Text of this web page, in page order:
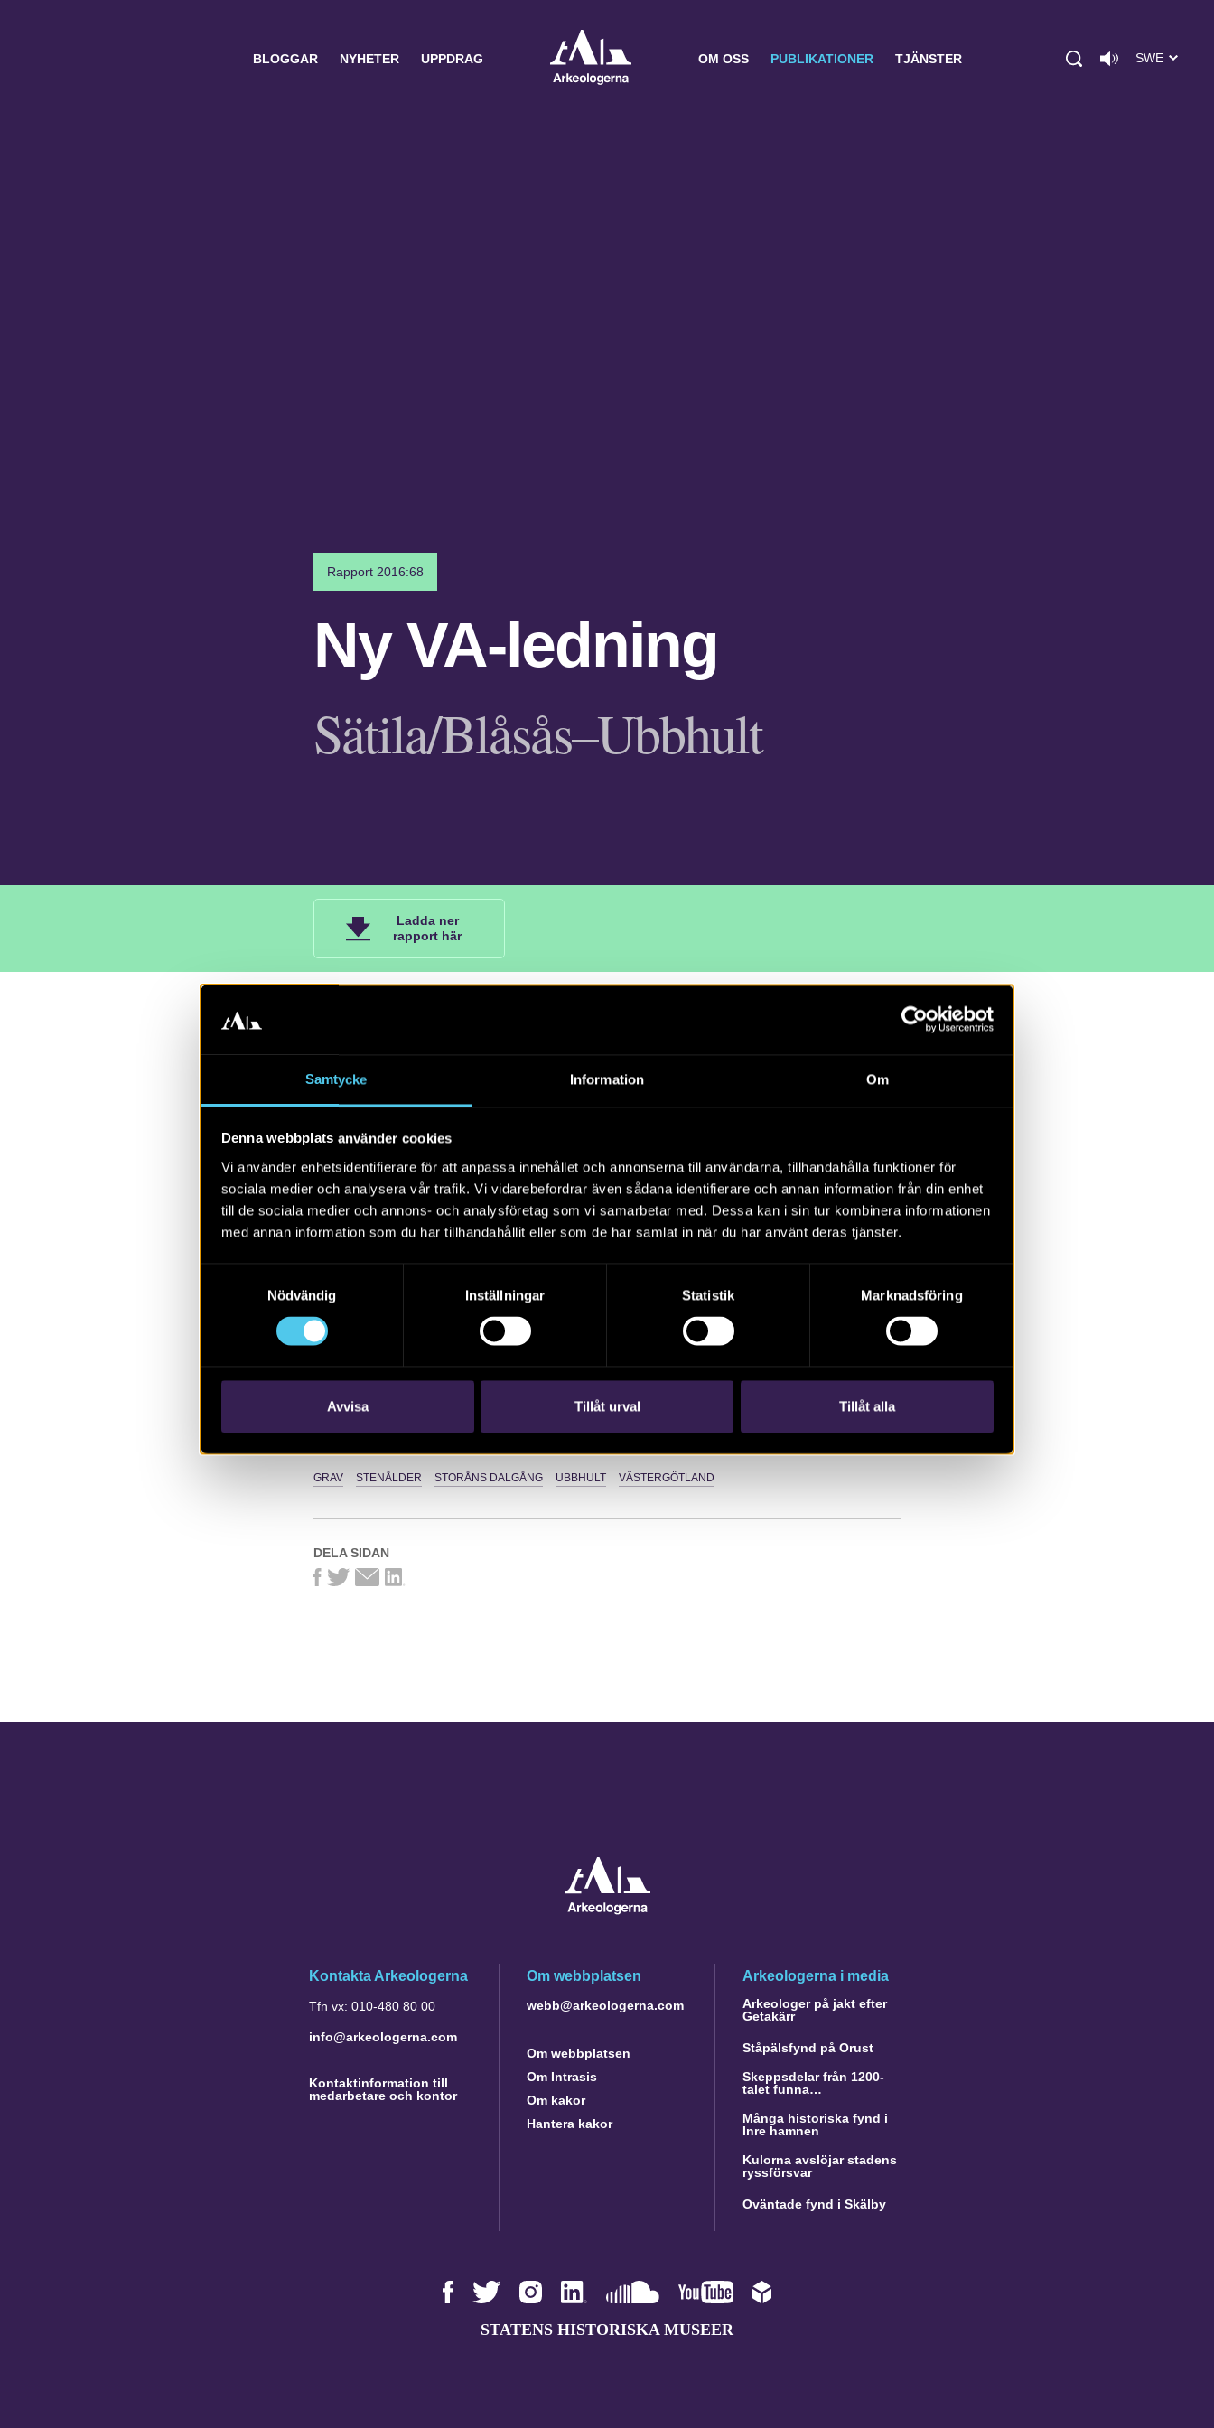
Samtycke Information Om
Denna webbplats använder cookies
Vi använder enhetsidentifierare för att anpassa innehållet och annonserna till användarna, tillhandahålla funktioner för
sociala medier och analysera vår trafik. Vi vidarebefordrar även sådana identifierare och annan information från din enhet
till de sociala medier och annons- och analysföretag som vi samarbetar med. Dessa kan i sin tur kombinera informationen
med annan information som du har tillhandahållit eller som de har samlat in när du har använt deras tjänster.
Nödvändig
Inställningar Statistik Marknadsföring
Avvisa Tillåt urval Tillåt alla
BLOGGAR NYHETER UPPDRAG OM OSS PUBLIKATIONER TJÄNSTER SWE
Rapport 2016:68
Ny VA-ledning
Sätila/Blåsås–Ubbhult
Ladda ner
rapport här
2016
Rapport 2016:68. Arkeologisk utredning, steg 1. Västra Götalands län, Västergötland,
Gundela Lindman
Inför planeringen av en ny VA-ledning mellan Sätila och Ubbhult i Marks kommun
utfördes en arkeologisk utredning, steg 1. En del av ledningen följer Storåns dalgång där
fynd av bearbetad flinta och andra stenåldersföremål tidigare gjorts. Där föreslås fortsatt
utredning på några utvalda sträckor liksom även på den så kallade Ubbhultdrumlinen.
PUBLIKATION RAPPORTER VÄSTERGÖTLAND
GRAV STENÅLDER STORÅNS DALGÅNG UBBHULT VÄSTERGÖTLAND
DELA SIDAN
Kontakta Arkeologerna
Tfn vx: 010-480 80 00
info@arkeologerna.com
Kontaktinformation till
medarbetare och kontor
Om webbplatsen
webb@arkeologerna.com
Om webbplatsen
Om Intrasis
Om kakor
Hantera kakor
Arkeologerna i media
Arkeologer på jakt efter
Getakärr
Ståpälsfynd på Orust
Skeppsdelar från 1200-
talet funna…
Många historiska fynd i
Inre hamnen
Kulorna avslöjar stadens
ryssförsvar
Oväntade fynd i Skälby
STATENS HISTORISKA MUSEER